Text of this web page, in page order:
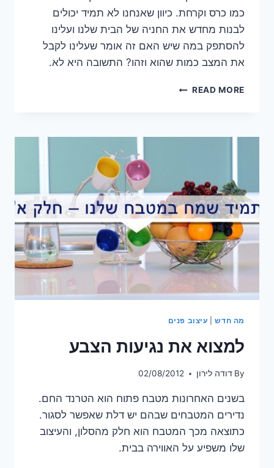
כמו כרס וקרחת. כיוון שאנחנו לא תמיד יכולים
לבנות מחדש את החניה של הבית שלנו ועלינו
להסתפק במה שיש האם זה אומר שעלינו לקבל
את המצב כמות שהוא וזהו? התשובה היא לא.
READ MOREחניה
בשביל
מה חדש| עיצוב פנים
למצוא את נגיעות הצבע
By דודה לירון 02/08/2012
בשנים האחרונות מטבח פתוח הוא הטרנד החם.
נדירים המטבחים שבהם יש דלת שאפשר לסגור.
כתוצאה מכך המטבח הוא חלק מהסלון, והעיצוב
שלו משפיע על האווירה בבית.